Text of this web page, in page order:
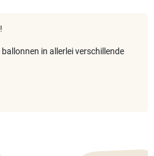
in allerlei verschillende